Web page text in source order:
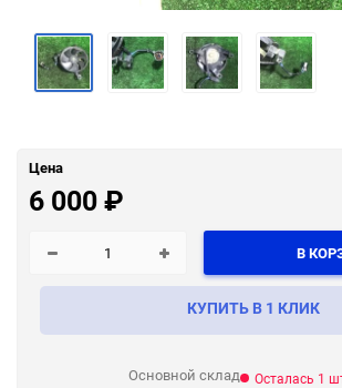
Цена
6 000₽
В
КУПИТЬ В 1 КЛИК
Основной склад Осталась 1